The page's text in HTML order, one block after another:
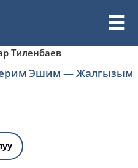
Тиленбаев
Эшим — Жалгызым